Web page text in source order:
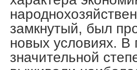
замкнутый, был
новых условиях. В
значительной